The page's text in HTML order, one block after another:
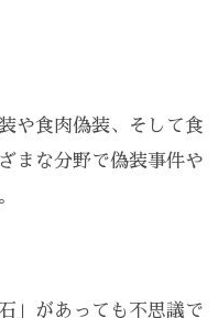
や食肉偽装、そして食
まな分野で偽装事件や
」があっても不思議で